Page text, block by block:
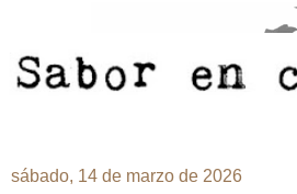
sábado, 14 de marzo de 2026